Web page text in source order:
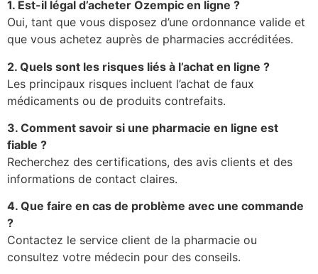
1. Est-il légal d’acheter Ozempic en ligne ?
Oui, tant que vous disposez d’une ordonnance valide et
que vous achetez auprès de pharmacies accréditées.
2. Quels sont les risques liés à l’achat en ligne ?
Les principaux risques incluent l’achat de faux
médicaments ou de produits contrefaits.
3. Comment savoir si une pharmacie en ligne est
fiable ?
Recherchez des certifications, des avis clients et des
informations de contact claires.
4. Que faire en cas de problème avec une commande
?
Contactez le service client de la pharmacie ou
consultez votre médecin pour des conseils.